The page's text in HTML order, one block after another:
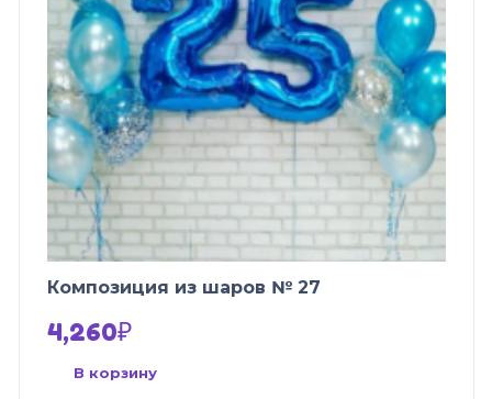
Композиция из шаров № 27
4,260₽
В корзину